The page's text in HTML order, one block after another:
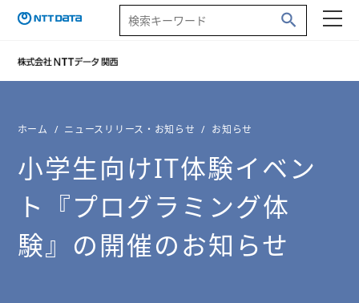
ホーム ニュースリリース・お知らせ お知らせ
小学生向けIT体験イベン
ト『プログラミング体
験』の開催のお知らせ